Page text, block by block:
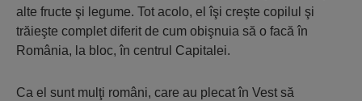
alte fructe şi legume. Tot acolo, el îşi creşte copilul şi
trăieşte complet diferit de cum obişnuia să o facă în
România, la bloc, în centrul Capitalei.
Ca el sunt mulţi români, care au plecat în Vest să